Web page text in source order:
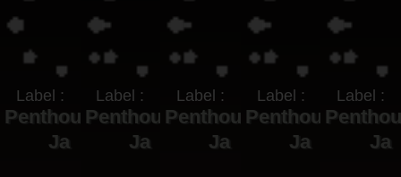
Label :
Penthouse
Ja
Label :
Penthouse
Ja
Label :
Penthouse
Ja
Label :
Penthouse
Ja
Label :
Ja